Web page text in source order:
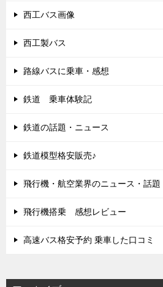
西工バス画像
西工製バス
路線バスに乗車・感想
鉄道 乗車体験記
鉄道の話題・ニュース
鉄道模型格安販売♪
飛行機・航空業界のニュース・話題
飛行機搭乗 感想レビュー
高速バス格安予約 乗車した口コミ